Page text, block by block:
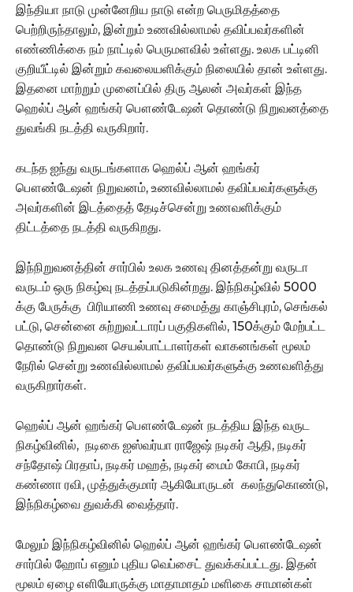
இந்தியா நாடு முன்னேறிய நாடு என்ற பெருமிதத்தை
பெற்றிருந்தாலும், இன்றும் உணவில்லாமல் தவிப்பவர்களின்
எண்ணிக்கை நம் நாட்டில் பெருமளவில் உள்ளது. உலக பட்டினி
குறியீட்டில் இன்றும் கவலையளிக்கும் நிலையில் தான் உள்ளது.
இதனை மாற்றும் முனைப்பில் திரு ஆலன் அவர்கள் இந்த
ஹெல்ப் ஆன் ஹங்கர் பௌண்டேஷன் தொண்டு நிறுவனத்தை
துவங்கி நடத்தி வருகிறார்.
கடந்த ஐந்து வருடங்களாக ஹெல்ப் ஆன் ஹங்கர்
பௌண்டேஷன் நிறுவனம், உணவில்லாமல் தவிப்பவர்களுக்கு
அவர்களின் இடத்தைத் தேடிச்சென்று உணவளிக்கும்
திட்டத்தை நடத்தி வருகிறது.
இந்நிறுவனத்தின் சார்பில் உலக உணவு தினத்தன்று வருடா
வருடம் ஒரு நிகழ்வு நடத்தப்படுகின்றது. இந்நிகழ்வில் 5000
க்கு பேருக்கு பிரியாணி உணவு சமைத்து காஞ்சிபுரம், செங்கல்
பட்டு, சென்னை சுற்றுவட்டாரப் பகுதிகளில், 150க்கும் மேற்பட்ட
தொண்டு நிறுவன செயல்பாட்டாளர்கள் வாகனங்கள் மூலம்
நேரில் சென்று உணவில்லாமல் தவிப்பவர்களுக்கு உணவளித்து
வருகிறார்கள்.
ஹெல்ப் ஆன் ஹங்கர் பௌண்டேஷன் நடத்திய இந்த வருட
நிகழ்வினில், நடிகை ஐஸ்வர்யா ராஜேஷ் நடிகர் ஆதி, நடிகர்
சந்தோஷ் பிரதாப், நடிகர் மஹத், நடிகர் மைம் கோபி, நடிகர்
கண்ணா ரவி, முத்துக்குமார் ஆகியோருடன் கலந்துகொண்டு,
இந்நிகழ்வை துவக்கி வைத்தார்.
மேலும் இந்நிகழ்வினில் ஹெல்ப் ஆன் ஹங்கர் பௌண்டேஷன்
சார்பில் ஹோப் எனும் புதிய வெப்சைட் துவக்கப்பட்டது. இதன்
மூலம் ஏழை எளியோருக்கு மாதாமாதம் மளிகை சாமான்கள்